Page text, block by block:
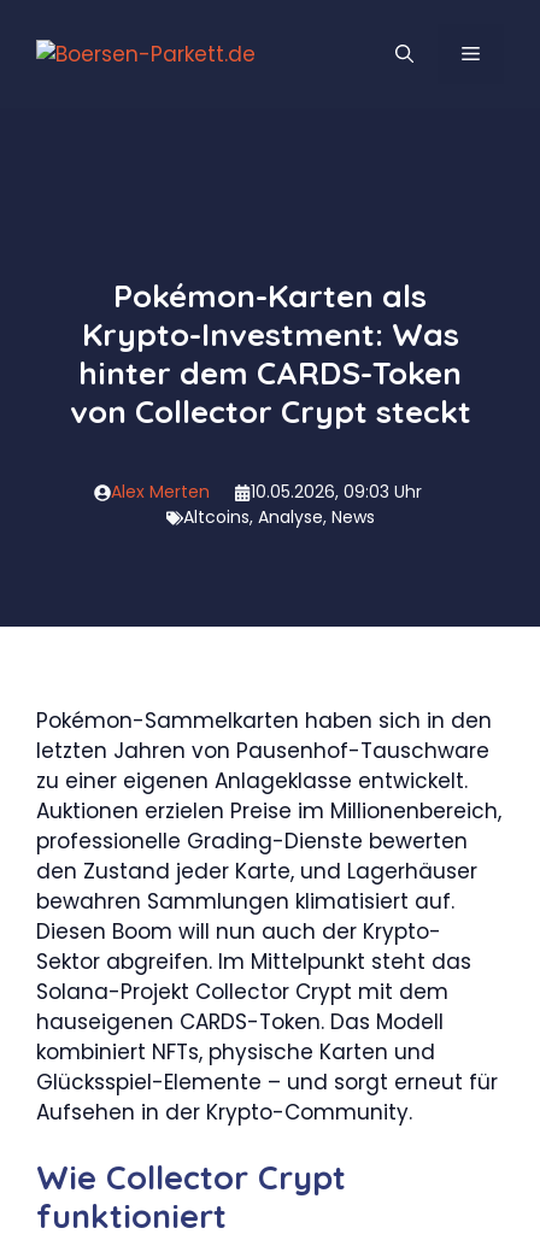
Inhalt
MENÜ
Pokémon-Karten als
Krypto-Investment: Was
hinter dem CARDS-Token
von Collector Crypt steckt
Alex Merten
10.05.2026, 09:03 Uhr
Altcoins, Analyse, News
Pokémon-Sammelkarten haben sich in den
letzten Jahren von Pausenhof-Tauschware
zu einer eigenen Anlageklasse entwickelt.
Auktionen erzielen Preise im Millionenbereich,
professionelle Grading-Dienste bewerten
den Zustand jeder Karte, und Lagerhäuser
bewahren Sammlungen klimatisiert auf.
Diesen Boom will nun auch der Krypto-
Sektor abgreifen. Im Mittelpunkt steht das
Solana-Projekt Collector Crypt mit dem
hauseigenen CARDS-Token. Das Modell
kombiniert NFTs, physische Karten und
Glücksspiel-Elemente – und sorgt erneut für
Aufsehen in der Krypto-Community.
Wie Collector Crypt
funktioniert